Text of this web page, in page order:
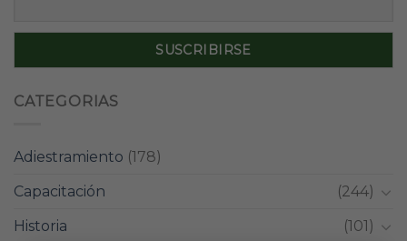
CATEGORIAS
Adiestramiento (178)
Capacitación
(244)
Historia
(101)